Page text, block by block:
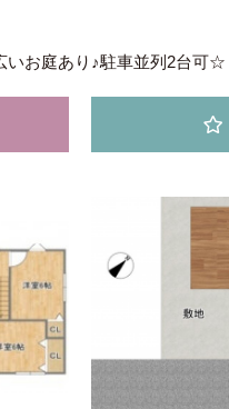
いお庭あり♪駐車並列2台可☆